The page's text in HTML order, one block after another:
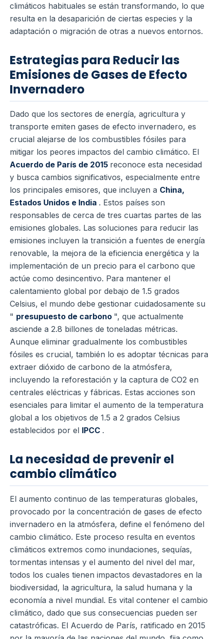
climáticos habituales se están transformando, lo que
resulta en la desaparición de ciertas especies y la
adaptación o migración de otras a nuevos entornos.
Estrategias para Reducir las
Emisiones de Gases de Efecto
Invernadero
Dado que los sectores de energía, agricultura y
transporte emiten gases de efecto invernadero, es
crucial alejarse de los combustibles fósiles para
mitigar los peores impactos del cambio climático. El
Acuerdo de París de 2015 reconoce esta necesidad
y busca cambios significativos, especialmente entre
los principales emisores, que incluyen a China,
Estados Unidos e India . Estos países son
responsables de cerca de tres cuartas partes de las
emisiones globales. Las soluciones para reducir las
emisiones incluyen la transición a fuentes de energía
renovable, la mejora de la eficiencia energética y la
implementación de un precio para el carbono que
actúe como desincentivo. Para mantener el
calentamiento global por debajo de 1.5 grados
Celsius, el mundo debe gestionar cuidadosamente su
" presupuesto de carbono ", que actualmente
asciende a 2.8 billones de toneladas métricas.
Aunque eliminar gradualmente los combustibles
fósiles es crucial, también lo es adoptar técnicas para
extraer dióxido de carbono de la atmósfera,
incluyendo la reforestación y la captura de CO2 en
centrales eléctricas y fábricas. Estas acciones son
esenciales para limitar el aumento de la temperatura
global a los objetivos de 1.5 a 2 grados Celsius
establecidos por el IPCC .
La necesidad de prevenir el
cambio climático
El aumento continuo de las temperaturas globales,
provocado por la concentración de gases de efecto
invernadero en la atmósfera, define el fenómeno del
cambio climático. Este proceso resulta en eventos
climáticos extremos como inundaciones, sequías,
tormentas intensas y el aumento del nivel del mar,
todos los cuales tienen impactos devastadores en la
biodiversidad, la agricultura, la salud humana y la
economía a nivel mundial. Es vital contener el cambio
climático, dado que sus consecuencias pueden ser
catastróficas. El Acuerdo de París, ratificado en 2015